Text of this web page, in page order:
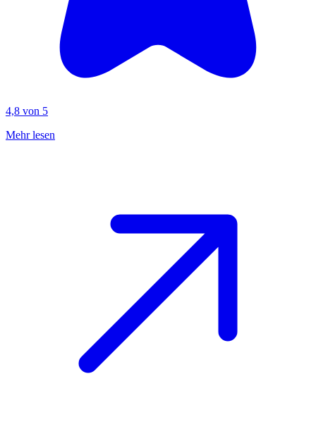
4,8 von 5
Mehr lesen